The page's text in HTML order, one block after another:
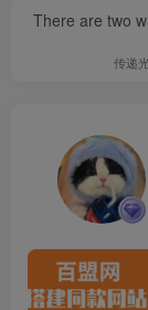
There are two
传递